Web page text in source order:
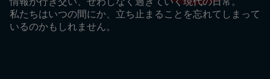
私たちはいつの間にか、立ち止まることを忘れてしまって
いるのかもしれません。